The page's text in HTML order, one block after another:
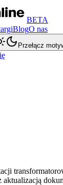
BETA
BlogO nas
Przełącz
aktualizacją